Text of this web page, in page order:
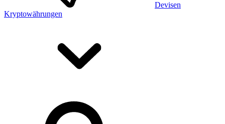
Devisen
Kryptowährungen